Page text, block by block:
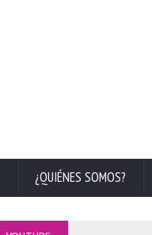
¿QUIÉNES SOMOS?